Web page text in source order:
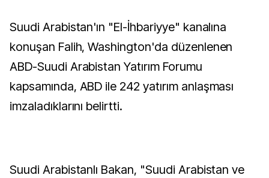
Suudi Arabistan'ın "El-İhbariyye" kanalına
konuşan Falih, Washington'da düzenlenen
ABD-Suudi Arabistan Yatırım Forumu
kapsamında, ABD ile 242 yatırım anlaşması
imzaladıklarını belirtti.
Suudi Arabistanlı Bakan, "Suudi Arabistan ve